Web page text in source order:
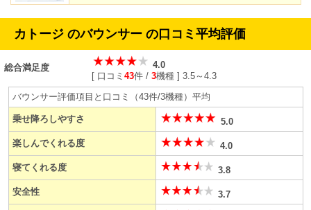
カトージ のバウンサー の口コミ平均評価
総合満足度
4.0
[ 口コミ 43件 / 3機種 ] 3.5～4.3
バウンサー評価項目と口コミ（43件/3機種）平均
乗せ降ろしやすさ 5.0
楽しんでくれる度 4.0
寝てくれる度 3.8
安全性 3.7